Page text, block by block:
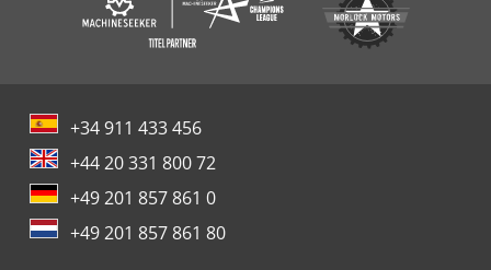
+34 911 433 456
+44 20 331 800 72
+49 201 857 861 0
+49 201 857 861 80